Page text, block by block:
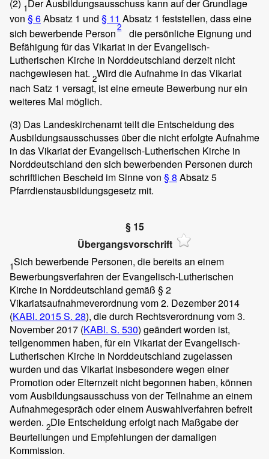
(2) 1 Der Ausbildungsausschuss kann auf der Grundlage
von § 6Absatz 1 und § 11 Absatz 1 feststellen, dass eine
sich bewerbende Person2
die persönliche Eignung und
Befähigung für das Vikariat in der Evangelisch-
Lutherischen Kirche in Norddeutschland derzeit nicht
nachgewiesen hat. 2Wird die Aufnahme in das Vikariat
nach Satz 1 versagt, ist eine erneute Bewerbung nur ein
weiteres Mal möglich.
(3) Das Landeskirchenamt teilt die Entscheidung des
Ausbildungsausschusses über die nicht erfolgte Aufnahme
in das Vikariat der Evangelisch-Lutherischen Kirche in
Norddeutschland den sich bewerbenden Personen durch
schriftlichen Bescheid im Sinne von § 8 Absatz 5
Pfarrdienstausbildungsgesetz mit.
§ 15
Übergangsvorschrift
1Sich bewerbende Personen, die bereits an einem
Bewerbungsverfahren der Evangelisch-Lutherischen
Kirche in Norddeutschland gemäß § 2
Vikariatsaufnahmeverordnung vom 2. Dezember 2014
(KABl. 2015 S. 28), die durch Rechtsverordnung vom 3.
November 2017 (KABl. S. 530) geändert worden ist,
teilgenommen haben, für ein Vikariat der Evangelisch-
Lutherischen Kirche in Norddeutschland zugelassen
wurden und das Vikariat insbesondere wegen einer
Promotion oder Elternzeit nicht begonnen haben, können
vom Ausbildungsausschuss von der Teilnahme an einem
Aufnahmegespräch oder einem Auswahlverfahren befreit
werden. 2Die Entscheidung erfolgt nach Maßgabe der
Beurteilungen und Empfehlungen der damaligen
Kommission.